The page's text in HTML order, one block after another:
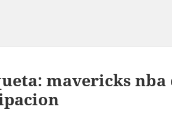
mavericks